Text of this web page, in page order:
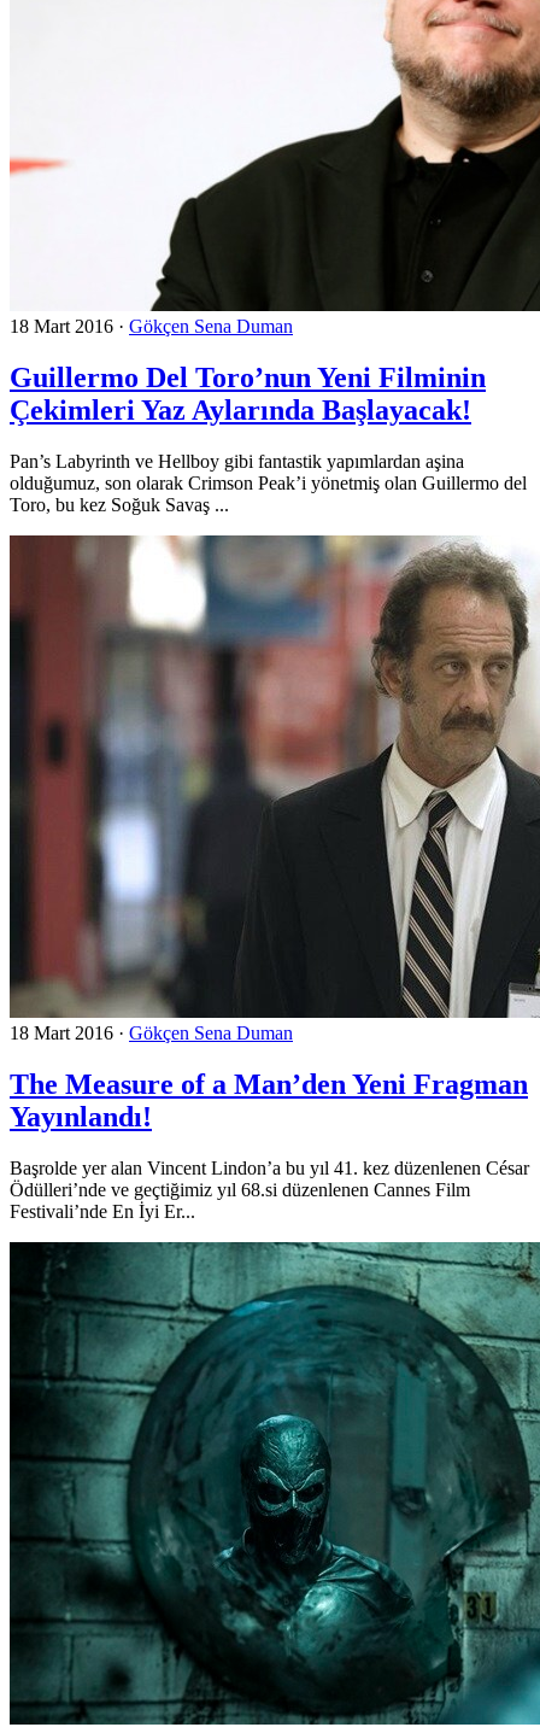
18 Mart 2016 · Gökçen Sena Duman
Guillermo Del Toro’nun Yeni Filminin
Çekimleri Yaz Aylarında Başlayacak!
Pan’s Labyrinth ve Hellboy gibi fantastik yapımlardan aşina
olduğumuz, son olarak Crimson Peak’i yönetmiş olan Guillermo del
Toro, bu kez Soğuk Savaş ...
18 Mart 2016 · Gökçen Sena Duman
The Measure of a Man’den Yeni Fragman
Yayınlandı!
Başrolde yer alan Vincent Lindon’a bu yıl 41. kez düzenlenen César
Ödülleri’nde ve geçtiğimiz yıl 68.si düzenlenen Cannes Film
Festivali’nde En İyi Er...